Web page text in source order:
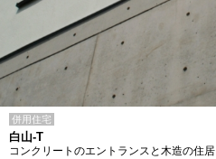
併用住宅
白山-T
コンクリートのエントランスと木造の住居